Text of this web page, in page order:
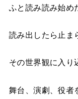
ふと読み読み始め
読み出したら止ま
その世界観に入り
舞台、演劇、役者